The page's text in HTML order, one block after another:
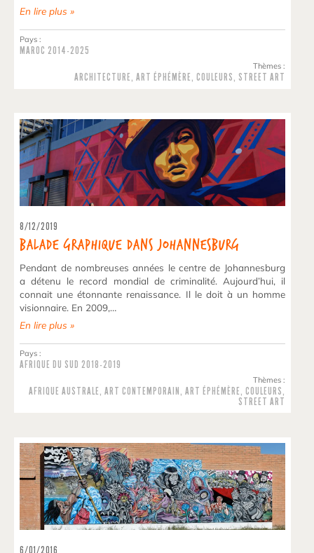
En lire plus »
Pays :
MAROC 2014-2025
Thèmes :
ARCHITECTURE, ART ÉPHÉMÈRE, COULEURS, STREET ART
8/12/2019
Balade graphique dans Johannesburg
Pendant de nombreuses années le centre de Johannesburg
a détenu le record mondial de criminalité. Aujourd’hui, il
connait une étonnante renaissance. Il le doit à un homme
visionnaire. En 2009,…
En lire plus »
Pays :
AFRIQUE DU SUD 2018-2019
Thèmes :
AFRIQUE AUSTRALE, ART CONTEMPORAIN, ART ÉPHÉMÈRE, COULEURS,
STREET ART